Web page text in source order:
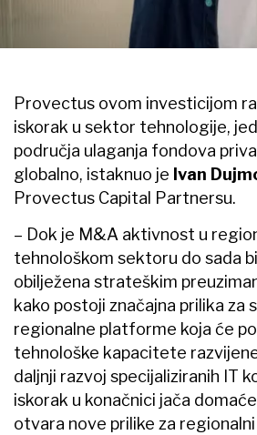
Provectus ovom investicijom
iskorak u sektor tehnologije,
područja ulaganja fondova
globalno, istaknuo je Ivan
Provectus Capital Partnersu.
– Dok je M&A aktivnost u
tehnološkom sektoru do sada
obilježena strateškim
kako postoji značajna prilika za
regionalne platforme koja će
tehnološke kapacitete
daljnji razvoj specijaliziranih IT
iskorak u konačnici jača
otvara nove prilike za